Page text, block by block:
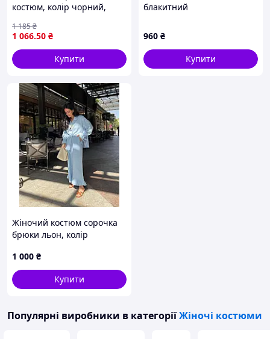
костюм, колір чорний,
1 066.50 ₴
1 185₴
Купити
блакитний
960 ₴
Купити
Жіночий костюм сорочка
брюки льон, колір
1 000 ₴
Купити
Популярні виробники в категоріїЖіночі костюми